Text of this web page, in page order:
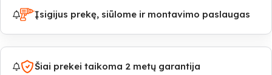
Įsigijus prekę, siūlome ir montavimo paslaugas
Šiai prekei taikoma 2 metų garantija